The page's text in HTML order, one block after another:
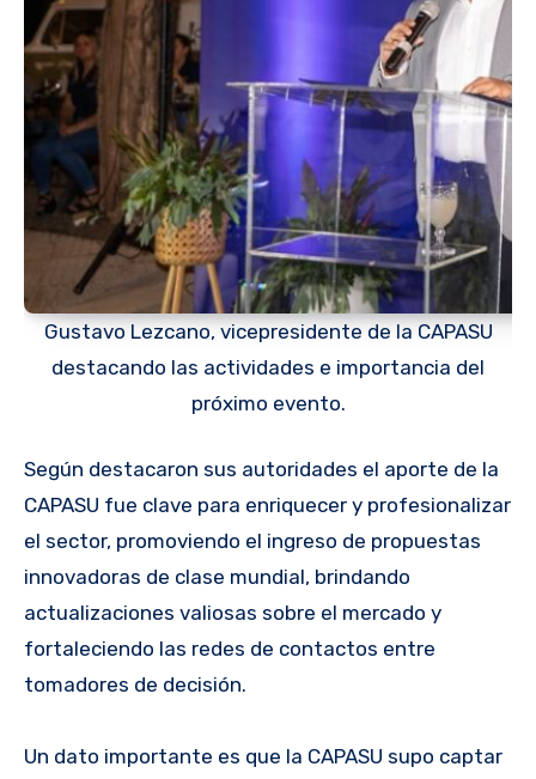
Gustavo Lezcano, vicepresidente de la CAPASU
destacando las actividades e importancia del
próximo evento.
Según destacaron sus autoridades el aporte de la
CAPASU fue clave para enriquecer y profesionalizar
el sector, promoviendo el ingreso de propuestas
innovadoras de clase mundial, brindando
actualizaciones valiosas sobre el mercado y
fortaleciendo las redes de contactos entre
tomadores de decisión.
Un dato importante es que la CAPASU supo captar